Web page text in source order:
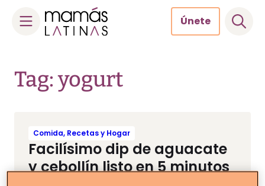
content
Únete
Tag: yogurt
Comida, Recetas y Hogar
Facilísimo dip de aguacate
y cebollín listo en 5 minutos